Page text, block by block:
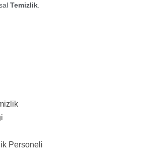
Temizlik
Personeli